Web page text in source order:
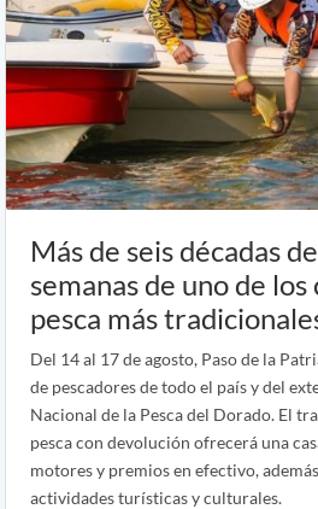
Más de seis décadas
semanas de uno de los
pesca más
Del 14 al 17 de agosto, Paso de la
de pescadores de todo el país y del
Nacional de la Pesca del Dorado. El
pesca con devolución ofrecerá una
motores y premios en efectivo,
actividades turísticas y culturales.